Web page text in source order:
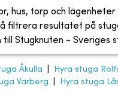
hus, torp och
filtrera resultatet på
till Stugknuten -
Åkulla Hyra stuga
Varberg Hyra stuga